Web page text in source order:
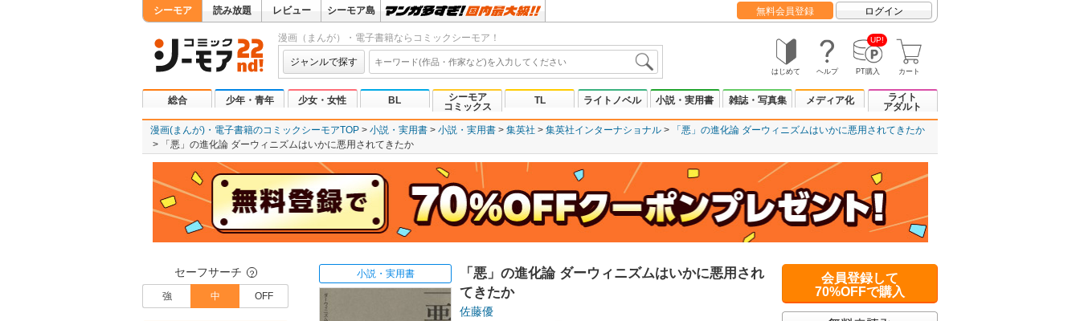
シーモア 読み放題 レビュー シーモア島 無料会員登録 ログイン
漫画（まんが）・電子書籍ならコミックシーモア！
ジャンルで探す
はじめて ヘルプ
UP!
PT購入 カート
総合 少年・青年 少女・女性 BL
シーモア
コミックス
TL ライトノベル 小説・実用書 雑誌・写真集 メディア化
ライト
アダルト
漫画(まんが)・電子書籍のコミックシーモアTOP 小説・実用書 小説・実用書 集英社 集英社インターナショナル
「悪」の進化論 ダーウィニズムはいかに悪用されてきたか
「悪」の進化論 ダーウィニズムはいかに悪用されてきたか
セーフサーチ ？
強 中 OFF
小説・実用書
「悪」の進化論 ダーウィニズムはいかに悪用され
てきたか
佐藤優
会員登録して
70%OFFで購入